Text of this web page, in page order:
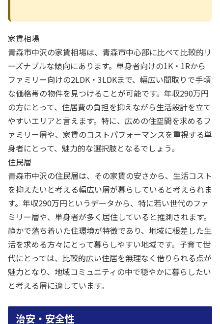
家賃相場
青森市中沢の家賃相場は、青森市中心部に比べて比較的リ
ーズナブルな傾向にあります。単身者向けの1K・1Rから
ファミリー向けの2LDK・3LDKまで、幅広い間取りで手頃
な価格帯の物件を見つけることが可能です。年収290万円
の方にとって、住居費の負担を抑えながら生活設計を立て
やすいエリアと言えます。特に、広めの住空間を求めるフ
ァミリー層や、家賃のコストパフォーマンスを重視する単
身者にとって、魅力的な選択肢となるでしょう。
住民層
青森市中沢の住民層は、その家賃の安さから、生活コスト
を抑えたいと考える幅広い層が暮らしていると考えられま
す。年収290万円というデータから、特に若い世代のファ
ミリー層や、単身者が多く居住していると推測されます。
静かで落ち着いた住環境が特徴であり、地域に根差した生
活を求める方々にとって暮らしやすい地域です。子育て世
代にとっては、比較的広い住居を無理なく借りられる点が
魅力となり、地域コミュニティの中で穏やかに暮らしたい
と考える層に適しています。
治安・安全性